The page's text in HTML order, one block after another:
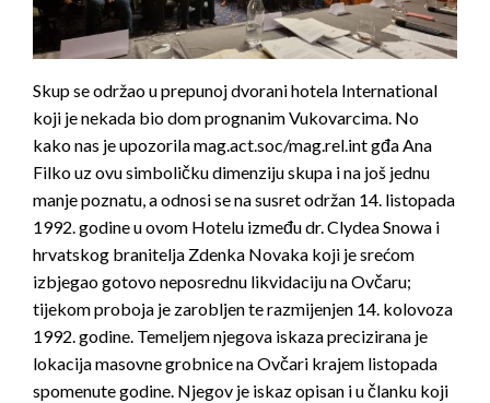
Skup se održao u prepunoj dvorani hotela International
koji je nekada bio dom prognanim Vukovarcima. No
kako nas je upozorila mag.act.soc/mag.rel.int gđa Ana
Filko uz ovu simboličku dimenziju skupa i na još jednu
manje poznatu, a odnosi se na susret održan 14. listopada
1992. godine u ovom Hotelu između dr. Clydea Snowa i
hrvatskog branitelja Zdenka Novaka koji je srećom
izbjegao gotovo neposrednu likvidaciju na Ovčaru;
tijekom proboja je zarobljen te razmijenjen 14. kolovoza
1992. godine. Temeljem njegova iskaza precizirana je
lokacija masovne grobnice na Ovčari krajem listopada
spomenute godine. Njegov je iskaz opisan i u članku koji